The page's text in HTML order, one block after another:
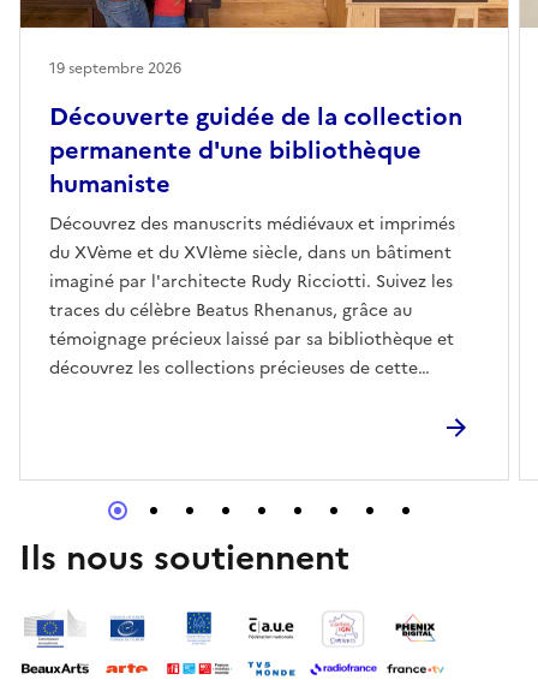
Découverte guidée de la collection
permanente d'une bibliothèque
humaniste
Découvrez des manuscrits médiévaux et imprimés
du XVème et du XVIème siècle, dans un bâtiment
imaginé par l'architecte Rudy Ricciotti. Suivez les
traces du célèbre Beatus Rhenanus, grâce au
témoignage précieux laissé par sa bibliothèque et
découvrez les collections précieuses de cette
19 septembre 2026
Ils nous soutiennent